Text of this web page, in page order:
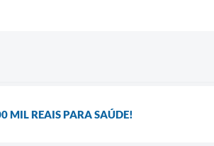
MIL REAIS PARA SAÚDE!